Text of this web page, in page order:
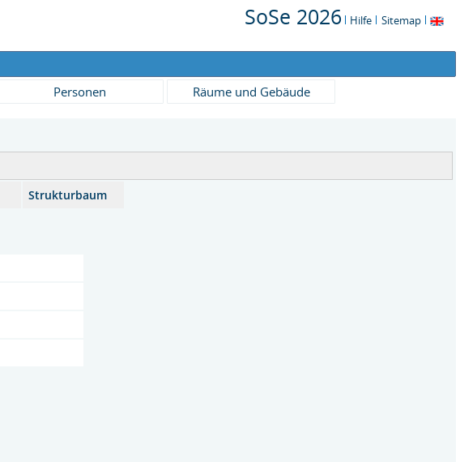
SoSe 2026 Hilfe Sitemap
Personen Räume und Gebäude
Strukturbaum